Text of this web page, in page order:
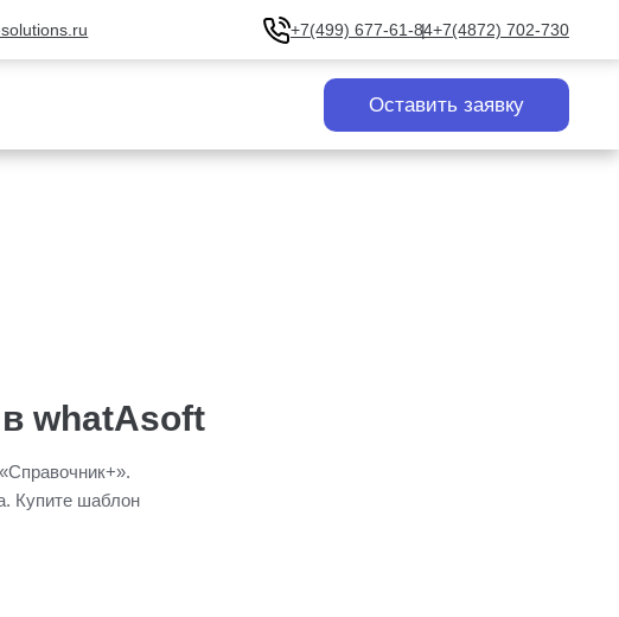
+7(499) 677-61-84+7(4872) 702-730
Оставить заявку
whatAsoft
Купите шаблон